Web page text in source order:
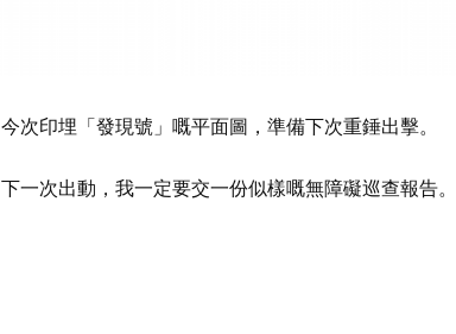
今次印埋「發現號」嘅平面圖，準備下次重錘出擊。
下一次出動，我一定要交一份似樣嘅無障礙巡查報告。